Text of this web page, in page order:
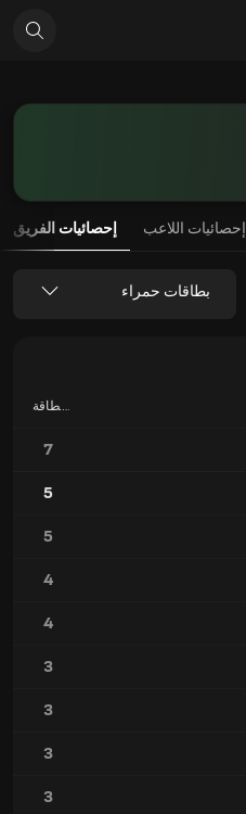
إحصائيات اللاعب إحصائيات الفريق
بطاقات حمراء
بطاقة
7
5
5
4
4
3
3
3
3